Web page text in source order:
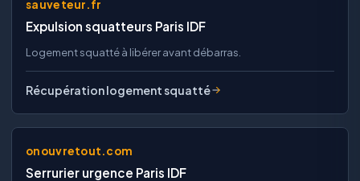
sauveteur.fr
Expulsion squatteurs Paris IDF
Logement squatté à libérer avant débarras.
Récupération logement squatté
onouvretout.com
Serrurier urgence Paris IDF